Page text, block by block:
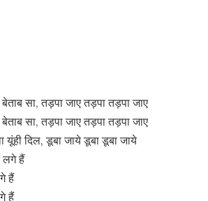
सा, तड़पा जाए तड़पा तड़पा जाए
सा, तड़पा जाए तड़पा तड़पा जाए
दिल, डूबा जाये डूबा डूबा जाये
लगे हैं
हैं
हैं